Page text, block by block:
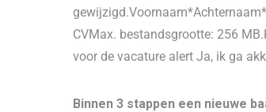
CVMax. bestandsgrootte: 256
voor de vacature alert Ja, ik ga
Binnen 3 stappen een nieuwe